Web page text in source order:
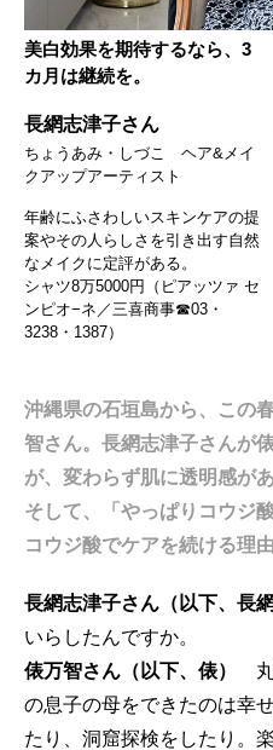
美白効果を期待するなら、3
カ月は継続を。
長網志津子さん
ちょうあみ・しづこ ヘア&メイ
クアップアーティスト
年齢にふさわしいスキンケアの提
案やその人らしさを引き出す自然
なメイクに定評がある。
シャツ8万5000円（ピアッツァ セ
ンピオ−ネ／三喜商事☎03・
3238・1387）
沖縄県の石垣島から、この
智さん。長網志津子さんが
が、変わらず肌に透明感が
そして、「やっぱりコウジ
コウジ酸でケアを続ける理
長網志津子さん（以下、長網
いらしたんですか。
俵万智さん（以下、俵）
丸
の息子の母をできたのは幸
たり、洞窟探検をしたり。